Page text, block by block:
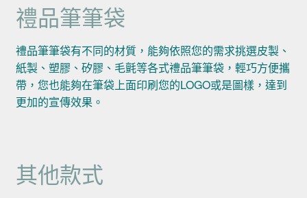
禮品筆筆袋
禮品筆筆袋有不同的材質，能夠依照您的需求挑選皮製、
紙製、塑膠、矽膠、毛氈等各式禮品筆筆袋，輕巧方便攜
帶，您也能夠在筆袋上面印刷您的LOGO或是圖樣，達到
更加的宣傳效果。
其他款式